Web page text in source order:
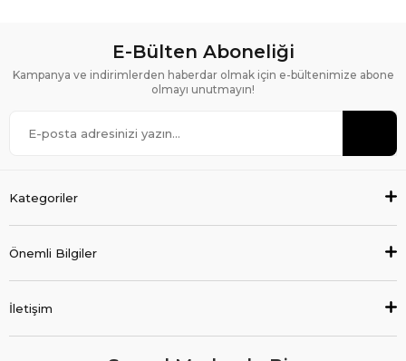
E-Bülten Aboneliği
Kampanya ve indirimlerden haberdar olmak için e-bültenimize abone
olmayı unutmayın!
Kategoriler
Önemli Bilgiler
İletişim